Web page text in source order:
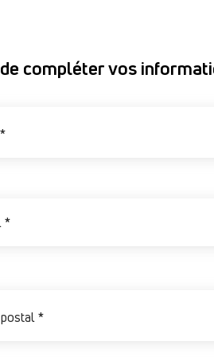
compléter vos